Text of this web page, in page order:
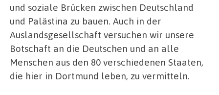
und soziale Brücken zwischen Deutschland
und Palästina zu bauen. Auch in der
Auslandsgesellschaft versuchen wir unsere
Botschaft an die Deutschen und an alle
Menschen aus den 80 verschiedenen Staaten,
die hier in Dortmund leben, zu vermitteln.